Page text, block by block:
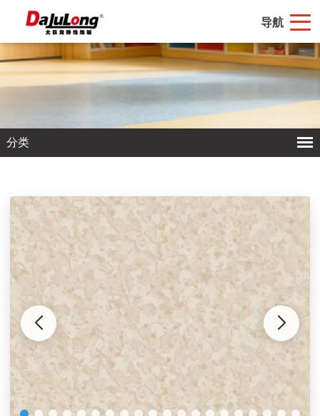
导航
分类